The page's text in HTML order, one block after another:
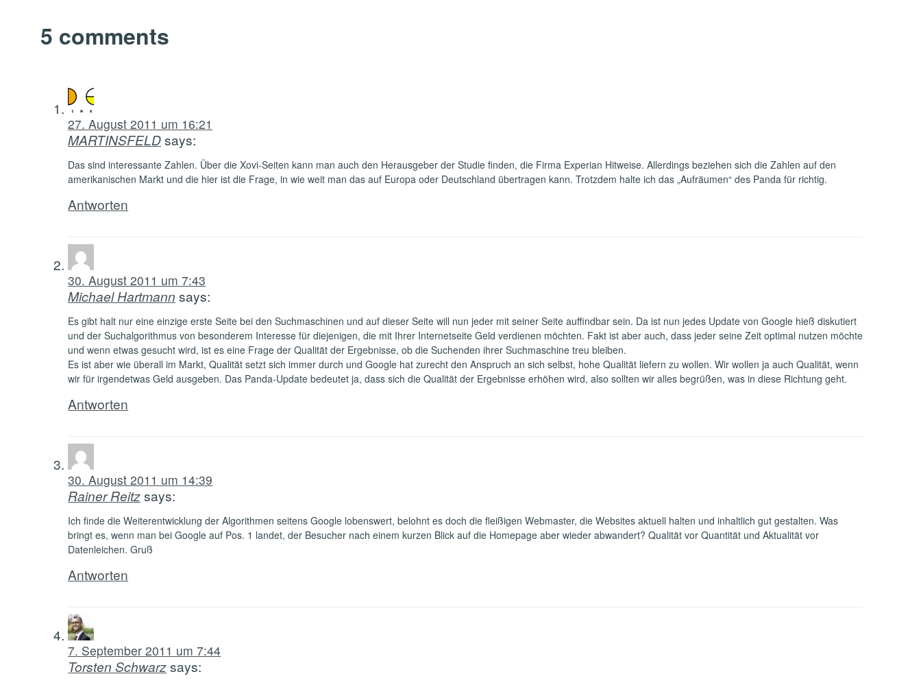
5 comments
27. August 2011 um 16:21
MARTINSFELDsays:
Das sind interessante Zahlen. Über die Xovi-Seiten kann man auch den Herausgeber der Studie finden, die Firma Experian Hitweise. Allerdings beziehen sich die Zahlen auf den
amerikanischen Markt und die hier ist die Frage, in wie weit man das auf Europa oder Deutschland übertragen kann. Trotzdem halte ich das „Aufräumen“ des Panda für richtig.
Antworten
30. August 2011 um 7:43
Michael Hartmann says:
Es gibt halt nur eine einzige erste Seite bei den Suchmaschinen und auf dieser Seite will nun jeder mit seiner Seite auffindbar sein. Da ist nun jedes Update von Google hieß diskutiert
und der Suchalgorithmus von besonderem Interesse für diejenigen, die mit Ihrer Internetseite Geld verdienen möchten. Fakt ist aber auch, dass jeder seine Zeit optimal nutzen möchte
und wenn etwas gesucht wird, ist es eine Frage der Qualität der Ergebnisse, ob die Suchenden ihrer Suchmaschine treu bleiben.
Es ist aber wie überall im Markt, Qualität setzt sich immer durch und Google hat zurecht den Anspruch an sich selbst, hohe Qualität liefern zu wollen. Wir wollen ja auch Qualität, wenn
wir für irgendetwas Geld ausgeben. Das Panda-Update bedeutet ja, dass sich die Qualität der Ergebnisse erhöhen wird, also sollten wir alles begrüßen, was in diese Richtung geht.
Antworten
30. August 2011 um 14:39
Rainer Reitzsays:
Ich finde die Weiterentwicklung der Algorithmen seitens Google lobenswert, belohnt es doch die fleißigen Webmaster, die Websites aktuell halten und inhaltlich gut gestalten. Was
bringt es, wenn man bei Google auf Pos. 1 landet, der Besucher nach einem kurzen Blick auf die Homepage aber wieder abwandert? Qualität vor Quantität und Aktualität vor
Datenleichen. Gruß
Antworten
7. September 2011 um 7:44
Torsten Schwarzsays: